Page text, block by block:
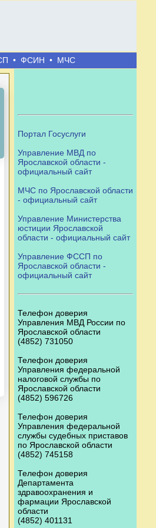
• ФСИН • МЧС
Портал Госуслуги
Управление МВД по
Ярославской области -
официальный сайт
МЧС по Ярославской области
- официальный сайт
Управление Министерства
юстиции Ярославской
области - официальный сайт
Управление ФССП по
Ярославской области -
официальный сайт
Телефон доверия
Управления МВД России по
Ярославской области
(4852) 731050
Телефон доверия
Управления федеральной
налоговой службы по
Ярославской области
(4852) 596726
Телефон доверия
Управления федеральной
службы судебных приставов
по Ярославской области
(4852) 745158
Телефон доверия
Департамента
здравоохранения и
фармации Ярославской
области
(4852) 401131